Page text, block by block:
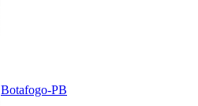
Botafogo-PB